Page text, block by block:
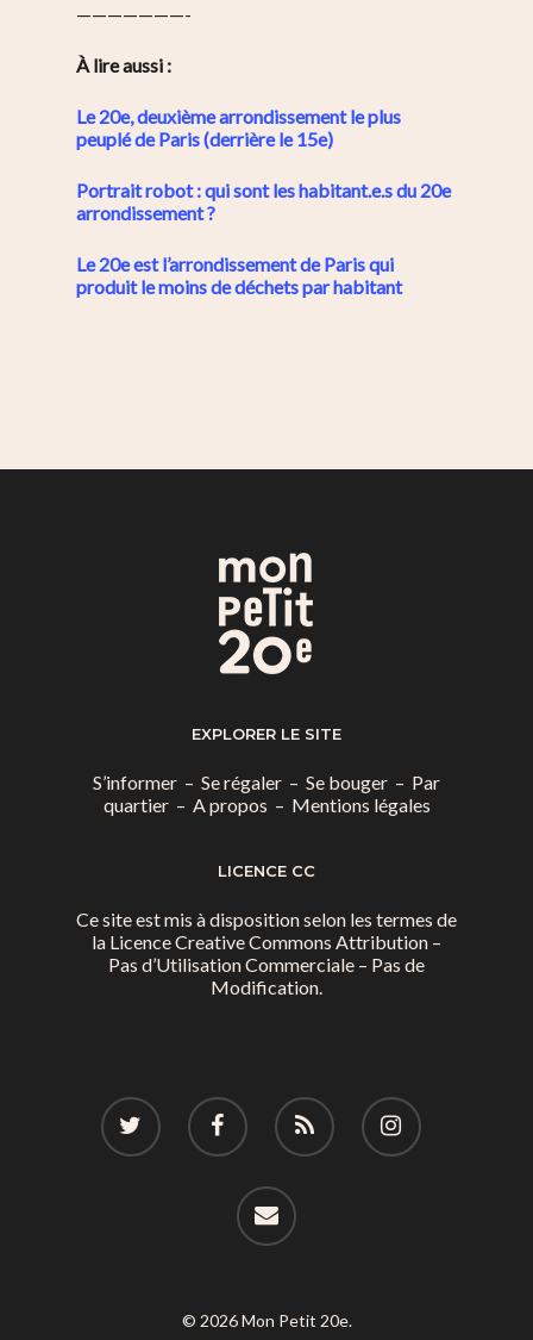
———————-
À lire aussi :
Le 20e, deuxième arrondissement le plus
peuplé de Paris (derrière le 15e)
Portrait robot : qui sont les habitant.e.s du 20e
arrondissement ?
Le 20e est l’arrondissement de Paris qui
produit le moins de déchets par habitant
EXPLORER LE SITE
S’informer – Se régaler – Se bouger – Par
quartier– A propos – Mentions légales
LICENCE CC
Ce site est mis à disposition selon les termes de
la Licence Creative Commons Attribution –
Pas d’Utilisation Commerciale – Pas de
Modification.
© 2026 Mon Petit 20e.